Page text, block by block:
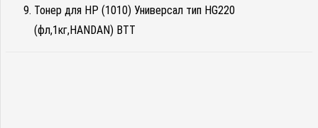
Тонер для HP (1010) Универсал тип HG220
(фл,1кг,HANDAN) ВТТ